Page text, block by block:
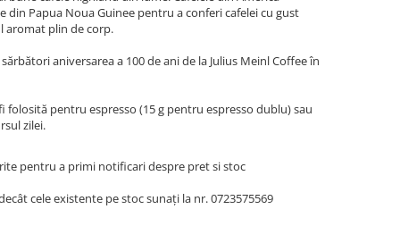
din Papua Noua Guinee pentru a conferi cafelei cu gust
aromat plin de corp.
aniversarea a 100 de ani de la Julius Meinl Coffee în
folosită pentru espresso (15 g pentru espresso dublu) sau
zilei.
pentru a primi notificari despre pret si stoc
cele existente pe stoc sunați la nr. 0723575569